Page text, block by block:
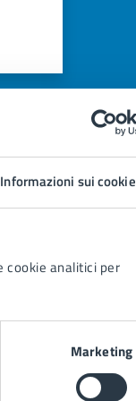
Informazioni sui cookie
cookie analitici per
Marketing